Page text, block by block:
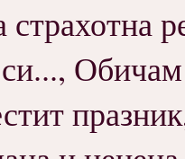
страхотна